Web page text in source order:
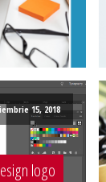
15, 2018
logo